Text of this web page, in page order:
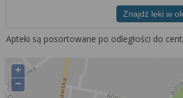
Znajdź leki w
Apteki są posortowane po odległości do
+
−